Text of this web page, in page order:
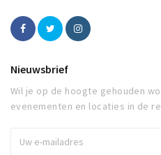
Nieuwsbrief
Wil je op de hoogte gehouden
evenementen en locaties in de